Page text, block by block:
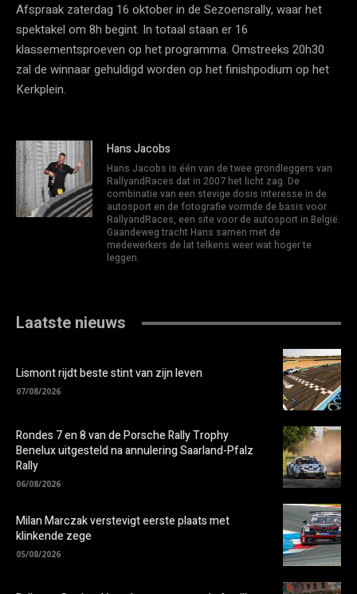
Afspraak zaterdag 16 oktober in de Sezoensrally, waar het
spektakel om 8h begint. In totaal staan er 16
klassementsproeven op het programma. Omstreeks 20h30
zal de winnaar gehuldigd worden op het finishpodium op het
Kerkplein.
Hans Jacobs
Hans Jacobs is één van de twee grondleggers van
RallyandRaces dat in 2007 het licht zag. De
combinatie van een stevige dosis interesse in de
autosport en de fotografie vormde de basis voor
RallyandRaces, een site voor de autosport in België.
Gaandeweg tracht Hans samen met de
medewerkers de lat telkens weer wat hoger te
leggen.
Laatste nieuws
Lismont rijdt beste stint van zijn leven
07/08/2026
Rondes 7 en 8 van de Porsche Rally Trophy
Benelux uitgesteld na annulering Saarland-Pfalz
Rally
06/08/2026
Milan Marczak verstevigt eerste plaats met
klinkende zege
05/08/2026